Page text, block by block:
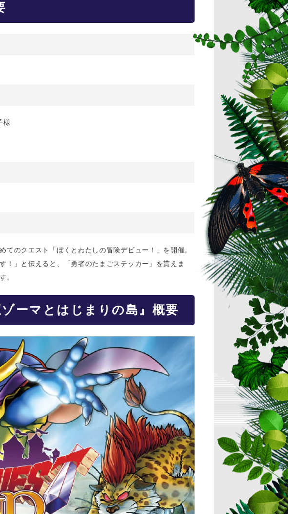
様
のクエスト「ぼくとわたしの冒険デビュー！」を開催。
！」と伝えると、「勇者のたまごステッカー」を貰えま
。
ーマとはじまりの島』概要